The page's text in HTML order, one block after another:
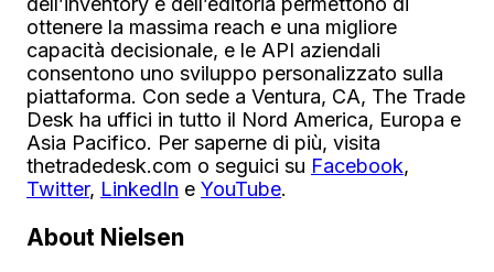
ottenere la massima reach e una migliore
capacità decisionale, e le API aziendali
consentono uno sviluppo personalizzato sulla
piattaforma. Con sede a Ventura, CA, The Trade
Desk ha uffici in tutto il Nord America, Europa e
Asia Pacifico. Per saperne di più, visita
thetradedesk.com o seguici su Facebook,
Twitter, LinkedIn e YouTube.
About Nielsen